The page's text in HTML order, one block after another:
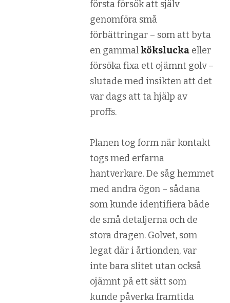
första försök att själv
genomföra små
förbättringar – som att byta
en gammal kökslucka eller
försöka fixa ett ojämnt golv –
slutade med insikten att det
var dags att ta hjälp av
proffs.
Planen tog form när kontakt
togs med erfarna
hantverkare. De såg hemmet
med andra ögon – sådana
som kunde identifiera både
de små detaljerna och de
stora dragen. Golvet, som
legat där i årtionden, var
inte bara slitet utan också
ojämnt på ett sätt som
kunde påverka framtida